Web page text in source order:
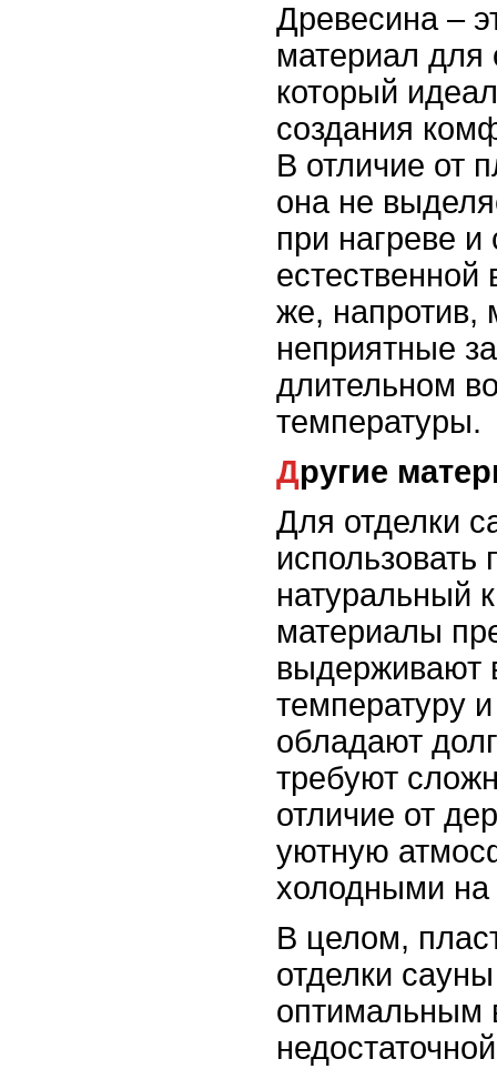
Древесина –
материал для
который
создания
В отличие от
она не
при нагреве и
естественной
же, напротив,
неприятные
длительном
температуры.
Другие
Для отделки
использовать
натуральный
материалы
выдерживают
температуру
обладают
требуют
отличие от
уютную
холодными
В целом,
отделки
оптимальным